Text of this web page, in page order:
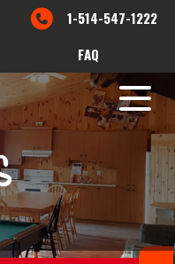
1-514-547-1222
FAQ